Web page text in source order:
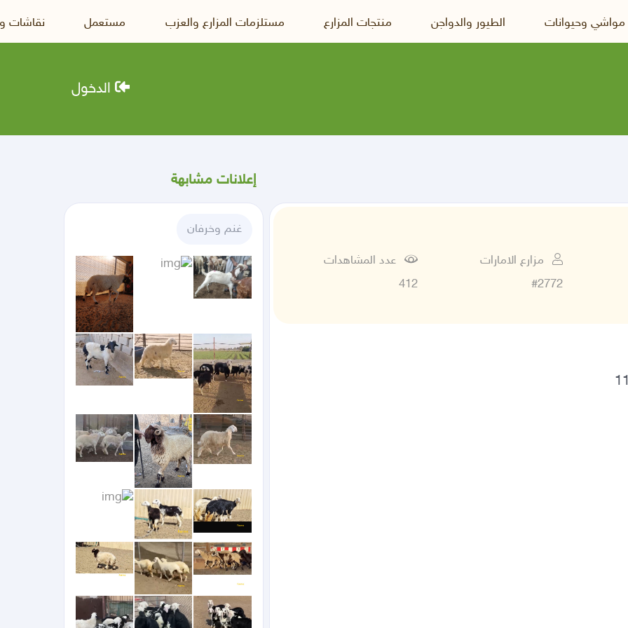
مواشي وحيوانات الطيور والدواجن منتجات المزارع مستلزمات المزارع والعزب مستعمل نقاشات
الدخول
إعلانات مشابهة
مزارع الامارات
#2772
عدد المشاهدات
412
غنم وخرفان